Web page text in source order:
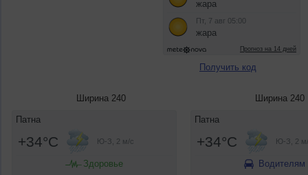
Получить код
Ширина 240 Ширина 240